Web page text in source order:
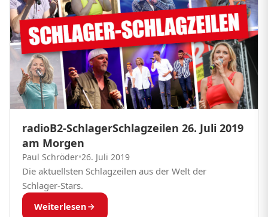
radioB2-SchlagerSchlagzeilen 26. Juli 2019
am Morgen
Paul Schröder•26. Juli 2019
Die aktuellsten Schlagzeilen aus der Welt der
Schlager-Stars.
Weiterlesen